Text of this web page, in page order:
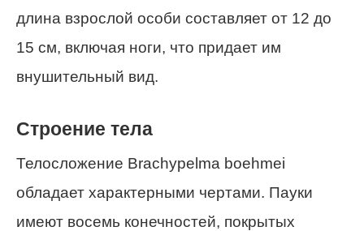
длина взрослой особи составляет от 12 до
15 см, включая ноги, что придает им
внушительный вид.
Строение тела
Телосложение Brachypelma boehmei
обладает характерными чертами. Пауки
имеют восемь конечностей, покрытых